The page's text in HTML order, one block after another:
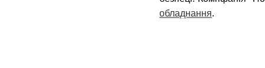
обладнання.